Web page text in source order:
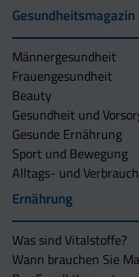
Gesundheitsmagazin
Männergesundheit
Frauengesundheit
Beauty
Gesundheit und
Gesunde Ernährung
Sport und Bewegung
Alltags- und
Ernährung
Was sind Vitalstoffe?
Wann brauchen Sie